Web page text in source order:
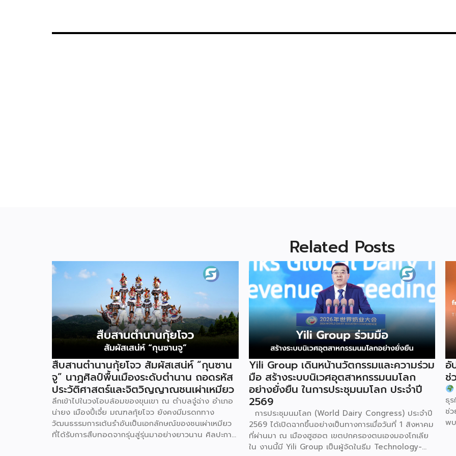
Related Posts
สืบสานตำนานกุ้ยโจว สัมผัสเสน่ห์ “กุนซาน
จู” นาฏศิลป์พื้นเมืองระดับตำนาน ถอดรหัส
ประวัติศาสตร์และจิตวิญญาณชนเผ่าเหมียว
ลึกเข้าไปในวงโอบล้อมของขุนเขา ณ ตำบลจู๋ฉ่าง อำเภอ
น่ายง เมืองปี้เจี๋ย มณฑลกุ้ยโจว ยังคงมีมรดกทาง
วัฒนธรรมการเต้นรำอันเป็นเอกลักษณ์ของชนเผ่าเหมียว
ที่ได้รับการสืบทอดจากรุ่นสู่รุ่นมาอย่างยาวนาน ศิลปะการ
Yili Group เดินหน้านวัตกรรมและความร่วม
มือ สร้างระบบนิเวศอุตสาหกรรมนมโลก
อย่างยั่งยืน ในการประชุมนมโลก ประจำปี
2569
การประชุมนมโลก (World Dairy Congress) ประจำปี
2569 ได้เปิดฉากขึ้นอย่างเป็นทางการเมื่อวันที่ 1 สิงหาคม
ที่ผ่านมา ณ เมืองฮูฮอต เขตปกครองตนเองมองโกเลีย
ใน งานนี้มี Yili Group เป็นผู้จัดในธีม Technology-
อั
ช่
ธุ
ช่
พ